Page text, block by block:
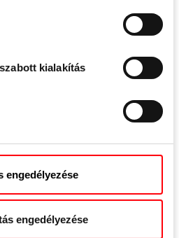
kialakítás
engedélyezése
engedélyezése
mm
15 mm
9 / 13 mm (9
mm nem